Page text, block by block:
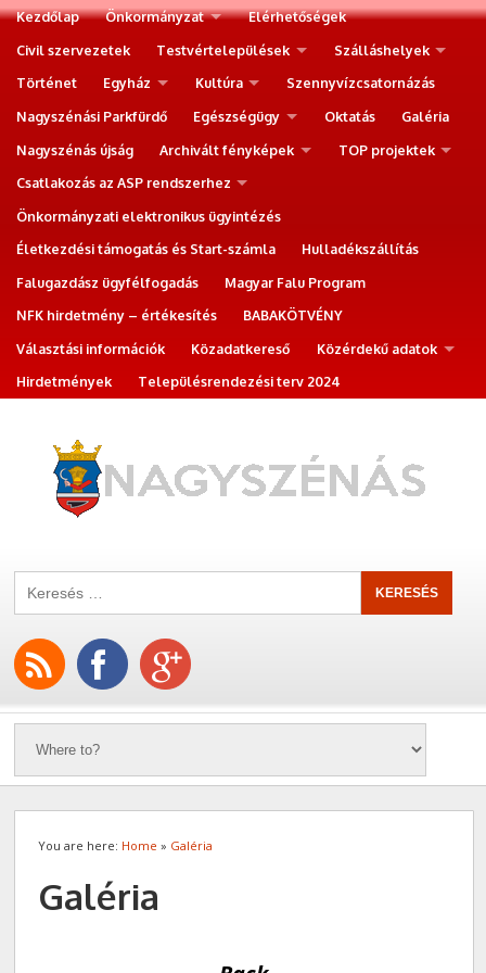
Kezdőlap Önkormányzat
Elérhetőségek
Civil szervezetek
Testvértelepülések
Szálláshelyek
Történet
Egyház Kultúra
Szennyvízcsatornázás
Nagyszénási Parkfürdő
Egészségügy Oktatás
Galéria
Nagyszénás újság
Archivált fényképek
TOP projektek
Csatlakozás az ASP rendszerhez
Önkormányzati elektronikus ügyintézés
Életkezdési támogatás és Start-számla
Hulladékszállítás
Falugazdász ügyfélfogadás
Magyar Falu Program
NFK hirdetmény – értékesítés
BABAKÖTVÉNY
Választási információk
Közadatkereső
Közérdekű adatok
Hirdetmények
Településrendezési terv 2024
You are here: Home » Galéria
Galéria